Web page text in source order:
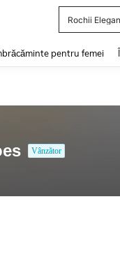
Rochii
pentru femei
Vânzător